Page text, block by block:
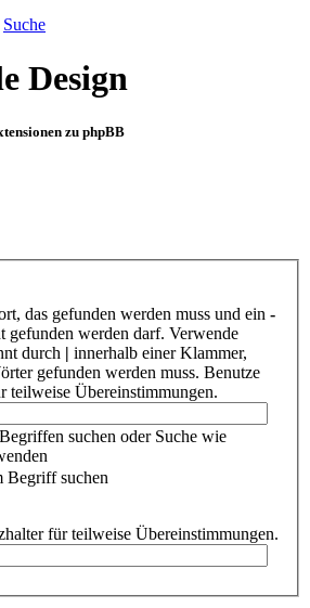
Suche
Design
zu phpBB
das gefunden werden muss und ein -
gefunden werden darf. Verwende
durch | innerhalb einer Klammer,
gefunden werden muss. Benutze
teilweise Übereinstimmungen.
suchen oder Suche wie
Begriff suchen
für teilweise Übereinstimmungen.